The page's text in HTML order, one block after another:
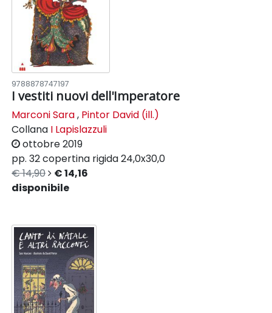
9788878747197
I vestiti nuovi dell'Imperatore
Marconi Sara, Pintor David (ill.)
Collana I Lapislazzuli
ottobre 2019
pp. 32copertina rigida24,0x30,0
€ 14,90
€ 14,16
disponibile